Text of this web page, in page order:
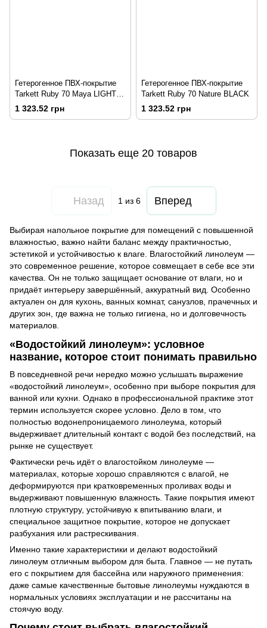
Гетерогенное ПВХ-покрытие
Tarkett Ruby 70 Maya LIGHT
GREY
1 323.52 грн
Гетерогенное ПВХ-покрытие
Tarkett Ruby 70 Nature BLACK
1 323.52 грн
Показать еще 20 товаров
Назад 1из 6 Вперед
Выбирая напольное покрытие для помещений с повышенной
влажностью, важно найти баланс между практичностью,
эстетикой и устойчивостью к влаге. Влагостойкий линолеум —
это современное решение, которое совмещает в себе все эти
качества. Он не только защищает основание от влаги, но и
придаёт интерьеру завершённый, аккуратный вид. Особенно
актуален он для кухонь, ванных комнат, санузлов, прачечных и
других зон, где важна не только гигиена, но и долговечность
материалов.
«Водостойкий линолеум»: условное
название, которое стоит понимать правильно
В повседневной речи нередко можно услышать выражение
«водостойкий линолеум», особенно при выборе покрытия для
ванной или кухни. Однако в профессиональной практике этот
термин используется скорее условно. Дело в том, что
полностью водонепроницаемого линолеума, который
выдерживает длительный контакт с водой без последствий, на
рынке не существует.
Фактически речь идёт о влагостойком линолеуме —
материалах, которые хорошо справляются с влагой, не
деформируются при кратковременных проливах воды и
выдерживают повышенную влажность. Такие покрытия имеют
плотную структуру, устойчивую к впитыванию влаги, и
специальное защитное покрытие, которое не допускает
разбухания или растрескивания.
Именно такие характеристики и делают водостойкий
линолеум отличным выбором для быта. Главное — не путать
его с покрытием для бассейна или наружного применения:
даже самые качественные бытовые линолеумы нуждаются в
нормальных условиях эксплуатации и не рассчитаны на
стоячую воду.